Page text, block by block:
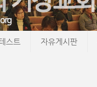
스트 자유게시판